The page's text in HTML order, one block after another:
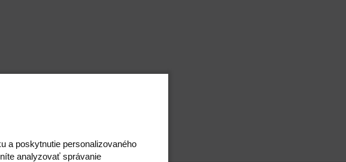
a poskytnutie personalizovaného
analyzovať správanie